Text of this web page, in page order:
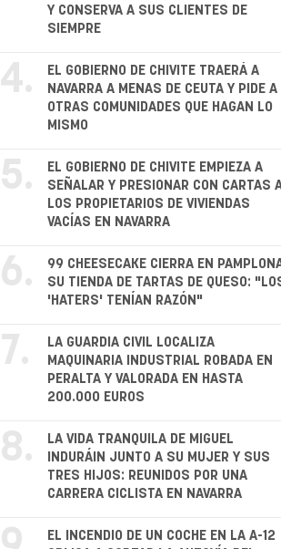
Y CONSERVA A SUS CLIENTES DE
SIEMPRE
4.
EL GOBIERNO DE CHIVITE TRAERÁ A
NAVARRA A MENAS DE CEUTA Y PIDE A
OTRAS COMUNIDADES QUE HAGAN LO
MISMO
5.
EL GOBIERNO DE CHIVITE EMPIEZA A
SEÑALAR Y PRESIONAR CON CARTAS
LOS PROPIETARIOS DE VIVIENDAS
VACÍAS EN NAVARRA
6.
99 CHEESECAKE CIERRA EN
SU TIENDA DE TARTAS DE QUESO:
'HATERS' TENÍAN RAZÓN"
7.
LA GUARDIA CIVIL LOCALIZA
MAQUINARIA INDUSTRIAL ROBADA EN
PERALTA Y VALORADA EN HASTA
200.000 EUROS
8.
LA VIDA TRANQUILA DE MIGUEL
INDURÁIN JUNTO A SU MUJER Y SUS
TRES HIJOS: REUNIDOS POR UNA
CARRERA CICLISTA EN NAVARRA
EL INCENDIO DE UN COCHE EN LA A-12